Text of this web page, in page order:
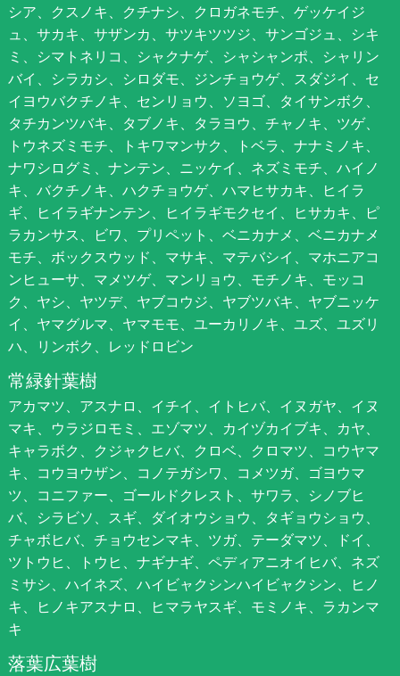
シア、クスノキ、クチナシ、クロガネモチ、ゲッケイジ
ュ、サカキ、サザンカ、サツキツツジ、サンゴジュ、シキ
ミ、シマトネリコ、シャクナゲ、シャシャンポ、シャリン
バイ、シラカシ、シロダモ、ジンチョウゲ、スダジイ、セ
イヨウバクチノキ、センリョウ、ソヨゴ、タイサンボク、
タチカンツバキ、タブノキ、タラヨウ、チャノキ、ツゲ、
トウネズミモチ、トキワマンサク、トベラ、ナナミノキ、
ナワシログミ、ナンテン、ニッケイ、ネズミモチ、ハイノ
キ、バクチノキ、ハクチョウゲ、ハマヒサカキ、ヒイラ
ギ、ヒイラギナンテン、ヒイラギモクセイ、ヒサカキ、ピ
ラカンサス、ビワ、プリペット、ベニカナメ、ベニカナメ
モチ、ボックスウッド、マサキ、マテバシイ、マホニアコ
ンヒューサ、マメツゲ、マンリョウ、モチノキ、モッコ
ク、ヤシ、ヤツデ、ヤブコウジ、ヤブツバキ、ヤブニッケ
イ、ヤマグルマ、ヤマモモ、ユーカリノキ、ユズ、ユズリ
ハ、リンボク、レッドロビン
常緑針葉樹
アカマツ、アスナロ、イチイ、イトヒバ、イヌガヤ、イヌ
マキ、ウラジロモミ、エゾマツ、カイヅカイブキ、カヤ、
キャラボク、クジャクヒバ、クロベ、クロマツ、コウヤマ
キ、コウヨウザン、コノテガシワ、コメツガ、ゴヨウマ
ツ、コニファー、ゴールドクレスト、サワラ、シノブヒ
バ、シラビソ、スギ、ダイオウショウ、タギョウショウ、
チャボヒバ、チョウセンマキ、ツガ、テーダマツ、ドイ、
ツトウヒ、トウヒ、ナギナギ、ペディアニオイヒバ、ネズ
ミサシ、ハイネズ、ハイビャクシンハイビャクシン、ヒノ
キ、ヒノキアスナロ、ヒマラヤスギ、モミノキ、ラカンマ
キ
落葉広葉樹